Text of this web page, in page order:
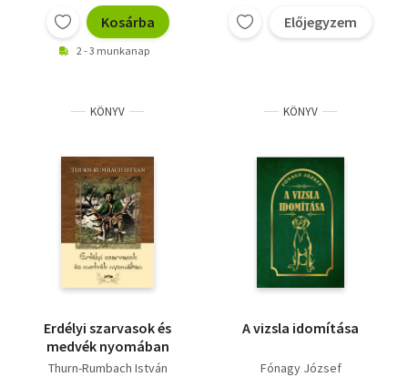
Kosárba
2 - 3 munkanap
Előjegyzem
KÖNYV
Erdélyi szarvasok és
medvék nyomában
Thurn-Rumbach István
KÖNYV
A vizsla idomítása
Fónagy József